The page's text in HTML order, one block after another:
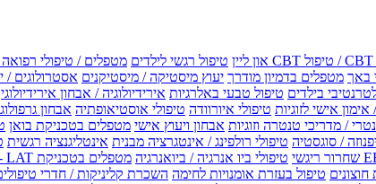
טיפול רגשי לילדים מטפלים / טיפולי רפואה
באך מטפלים בדמיון מודרך יעוץ מיסטיקה / מיסטיקנים אסטרולוגים /
בילדים טיפול טבעי באלרגיות אירידיולוגיה / אבחון אירידיולוגי
אימון אישי לזוגיות טיפולי איורוודה טיפולי אוסטיאופתיה אבחון
/ מדריכי טנטרה וזוגיות אבחון ויעוץ אישי מטפלים בטכניקת בואן
/ סוגסטיה טיפולי רולפינג / אינטגרציה מבנית אינטליגנציה רגשית
טיפולי ביו אנרגיה / ביואנרגיה מטפלים בטכניקת LAT - איזון חיים
טיפול בעזרת אומנויות לחימה השכרת קליניקות / חדרי